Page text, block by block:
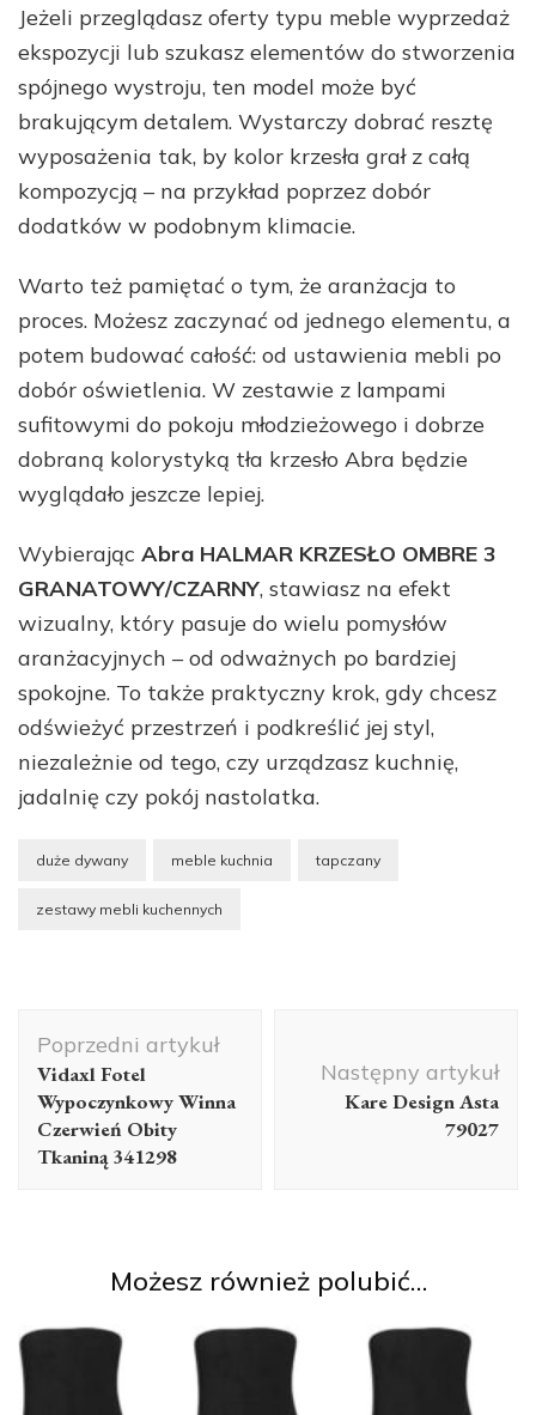
Jeżeli przeglądasz oferty typu meble wyprzedaż
ekspozycji lub szukasz elementów do stworzenia
spójnego wystroju, ten model może być
brakującym detalem. Wystarczy dobrać resztę
wyposażenia tak, by kolor krzesła grał z całą
kompozycją – na przykład poprzez dobór
dodatków w podobnym klimacie.
Warto też pamiętać o tym, że aranżacja to
proces. Możesz zaczynać od jednego elementu, a
potem budować całość: od ustawienia mebli po
dobór oświetlenia. W zestawie z lampami
sufitowymi do pokoju młodzieżowego i dobrze
dobraną kolorystyką tła krzesło Abra będzie
wyglądało jeszcze lepiej.
Wybierając Abra HALMAR KRZESŁO OMBRE 3
GRANATOWY/CZARNY, stawiasz na efekt
wizualny, który pasuje do wielu pomysłów
aranżacyjnych – od odważnych po bardziej
spokojne. To także praktyczny krok, gdy chcesz
odświeżyć przestrzeń i podkreślić jej styl,
niezależnie od tego, czy urządzasz kuchnię,
jadalnię czy pokój nastolatka.
duże dywany meble kuchnia tapczany
zestawy mebli kuchennych
wpisu
Poprzedni artykuł
Vidaxl Fotel
Wypoczynkowy Winna
Czerwień Obity
Tkaniną 341298
Następny artykuł
Kare Design Asta
79027
Możesz również polubić…